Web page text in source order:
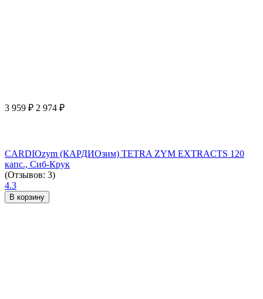
3 959 ₽ 2 974 ₽
CARDIOzym (КАРДИОзим) TETRA ZYM EXTRACTS 120
капс., Сиб-Крук
(Отзывов: 3)
4.3
В корзину